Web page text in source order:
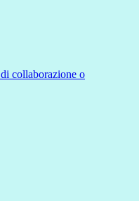
collaborazione o